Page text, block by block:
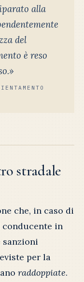
alla
del
è reso
stradale
che, in caso di
conducente in
sanzioni
per la
raddoppiate.